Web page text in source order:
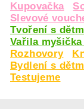
Kupovačka
Slevové
Tvoření s
Vařila
Rozhovory
Bydlení s
Testujeme